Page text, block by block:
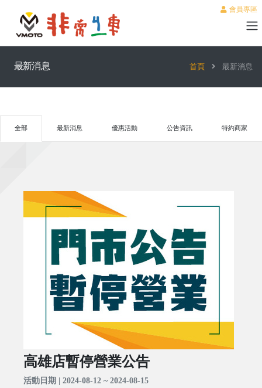
會員專區
最新消息 首頁 最新消息
全部 最新消息 優惠活動 公告資訊 特約商家
高雄店暫停營業公告
活動日期 | 2024-08-12 ~ 2024-08-15